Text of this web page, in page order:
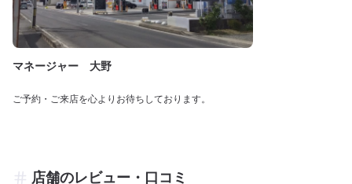
マネージャー 大野
ご予約・ご来店を心よりお待ちしております。
店舗のレビュー・口コミ